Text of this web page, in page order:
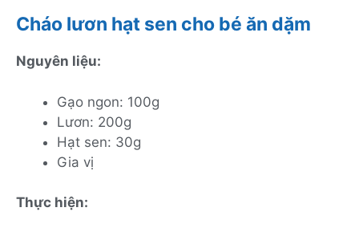
Cháo lươn hạt sen cho bé ăn dặm
Nguyên liệu:
Gạo ngon: 100g
Lươn: 200g
Hạt sen: 30g
Gia vị
Thực hiện: